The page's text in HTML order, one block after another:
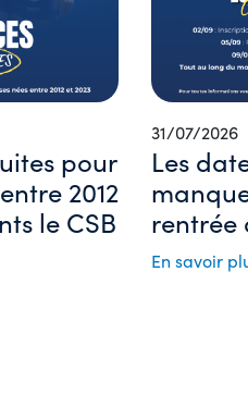
pour
2012
le CSB
31/07/2026
Les
rentrée
En savoir